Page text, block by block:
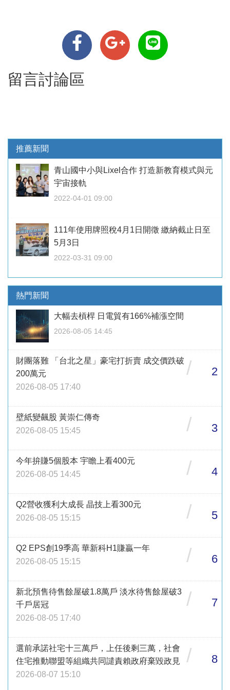
留言討論區
推薦新聞
青山國中小與Lixel合作 打造新教育模式與元
宇宙接軌
2022-04-01 09:00
111年使用牌照稅4月1日開徵 繳納截止日至
5月3日
2022-03-31 09:00
熱門新聞
大幅去槓桿 日電貿有166%補漲空間
2026-08-05 14:45
財團落難 「台北之星」豪宅打折賣 成交價跌破
200萬元
2026-08-05 17:40
/ 2
壁紙變飆股 黃崇仁傳奇
2026-08-05 15:45
/ 3
今年拚賺5個股本 宇瞻上看400元
2026-08-05 14:45
/ 4
Q2營收獲利大成長 晶技上看300元
2026-08-05 15:15
/ 5
Q2 EPS創19季高 華新科H1賺贏一年
2026-08-05 15:15
/ 6
新北預售待售餘屋破1.8萬戶 淡水待售餘屋破3
千戶居冠
2026-08-05 17:40
/ 7
選前承諾社宅十三萬戶，上任後剩三萬，社會
住宅推動聯盟等組織共同譴責賴政府棄毀政見
2026-08-07 15:10
/ 8